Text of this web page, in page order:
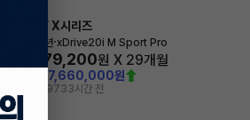
BMW X시리즈
2024년·xDrive20i M Sport Pro
979,200원 X 29개월
7,660,000원
조회 2,9733시간 전